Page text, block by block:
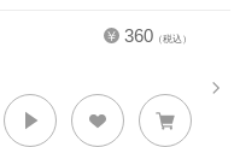
360 （税込）